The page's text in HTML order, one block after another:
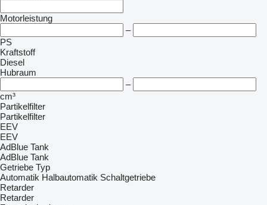
Motorleistung
–
PS
Kraftstoff
Diesel
Hubraum
–
cm³
Partikelfilter
Partikelfilter
EEV
EEV
AdBlue Tank
AdBlue Tank
Getriebe Typ
Automatik Halbautomatik Schaltgetriebe
Retarder
Retarder